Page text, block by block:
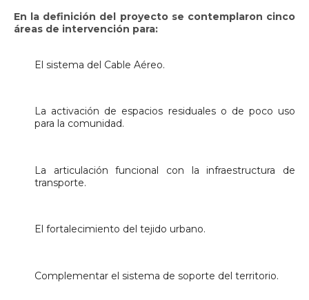
En la definición del proyecto se contemplaron cinco
áreas de intervención para:
El sistema del Cable Aéreo.
La activación de espacios residuales o de poco uso
para la comunidad.
La articulación funcional con la infraestructura de
transporte.
El fortalecimiento del tejido urbano.
Complementar el sistema de soporte del territorio.